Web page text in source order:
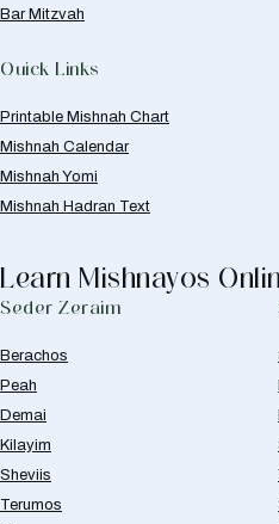
Bar Mitzvah
Quick Links
Printable Mishnah Chart
Mishnah Calendar
Mishnah Yomi
Mishnah Hadran Text
Learn Mishnayos
Seder Zeraim
Berachos
Peah
Demai
Kilayim
Sheviis
Terumos